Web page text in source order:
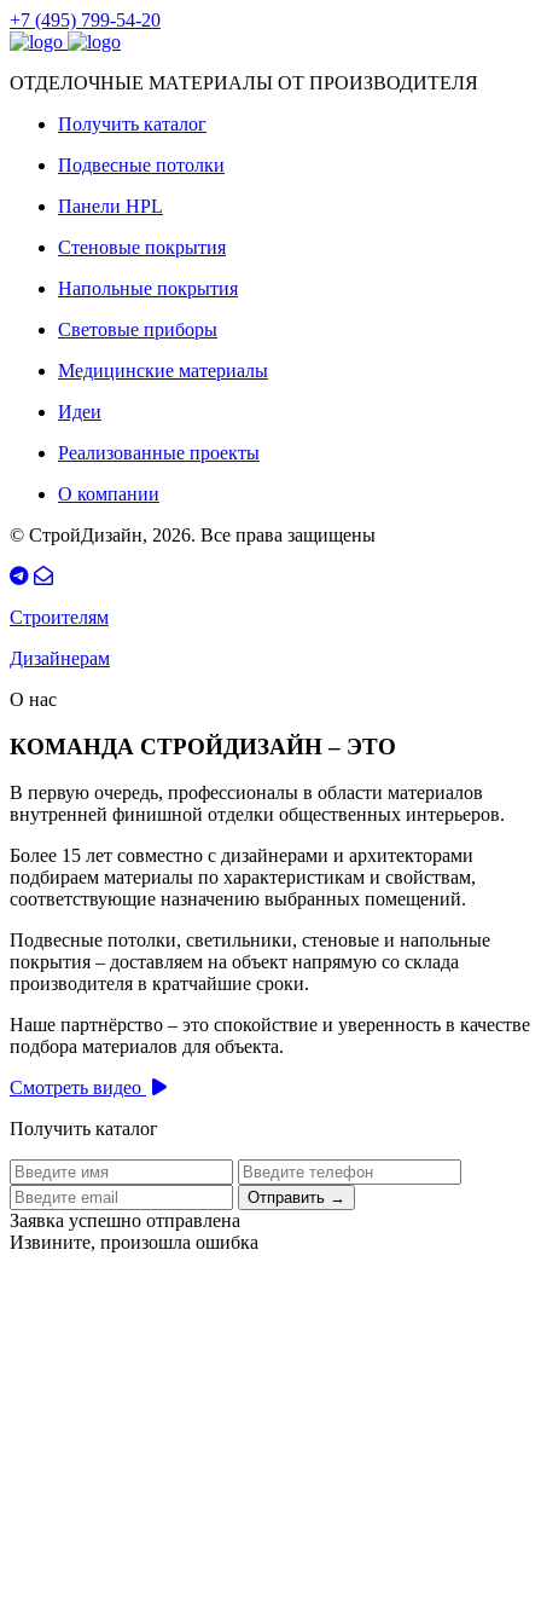
+7 (495) 799-54-20
ОТДЕЛОЧНЫЕ МАТЕРИАЛЫ ОТ ПРОИЗВОДИТЕЛЯ
Получить каталог
Подвесные потолки
Панели HPL
Стеновые покрытия
Напольные покрытия
Световые приборы
Медицинские материалы
Идеи
Реализованные проекты
О компании
© СтройДизайн, 2026. Все права защищены
Строителям
Дизайнерам
О нас
КОМАНДА СТРОЙДИЗАЙН – ЭТО
В первую очередь, профессионалы в области материалов
внутренней финишной отделки общественных интерьеров.
Более 15 лет совместно с дизайнерами и архитекторами
подбираем материалы по характеристикам и свойствам,
соответствующие назначению выбранных помещений.
Подвесные потолки, светильники, стеновые и напольные
покрытия – доставляем на объект напрямую со склада
производителя в кратчайшие сроки.
Наше партнёрство – это спокойствие и уверенность в качестве
подбора материалов для объекта.
Смотреть видео
Получить каталог
Отправить →
Заявка успешно отправлена
Извините, произошла ошибка